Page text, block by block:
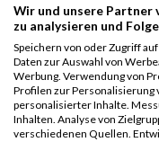
GPos = Geschlechter
Team Position, DNS = Did
Disqualifiziert
Wir und unsere Partner
zu analysieren und
Speichern von oder Zugriff
Daten zur Auswahl von
Werbung. Verwendung von
Profilen zur Personalisierung
personalisierter Inhalte.
Inhalten. Analyse von
verschiedenen Quellen.